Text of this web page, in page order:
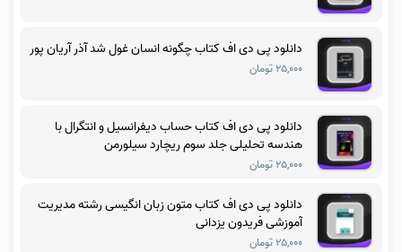
دانلود پی دی اف کتاب چگونه انسان غول شد آذر آریان پور
۲۵,۰۰۰ تومان
دانلود پی دی اف کتاب حساب دیفرانسیل و انتگرال با
هندسه تحلیلی جلد سوم ریچارد سیلورمن
۲۵,۰۰۰ تومان
دانلود پی دی اف کتاب متون زبان انگیسی رشته مدیریت
آموزشی فریدون یزدانی
۲۵,۰۰۰ تومان